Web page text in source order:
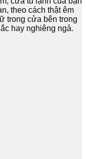
theo cách thật êm
trong cửa bên trong
hay nghiêng ngả.